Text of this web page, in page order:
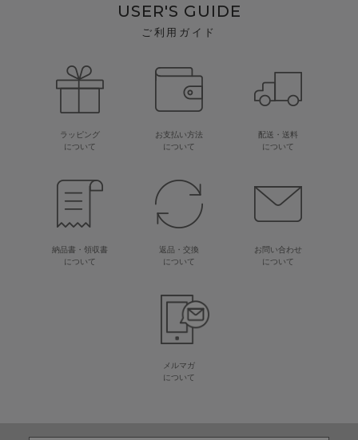
USER'S GUIDE
ご利用ガイド
ラッピング
について
お支払い方法
について
配送・送料
について
納品書・領収書
について
返品・交換
について
お問い合わせ
について
メルマガ
について